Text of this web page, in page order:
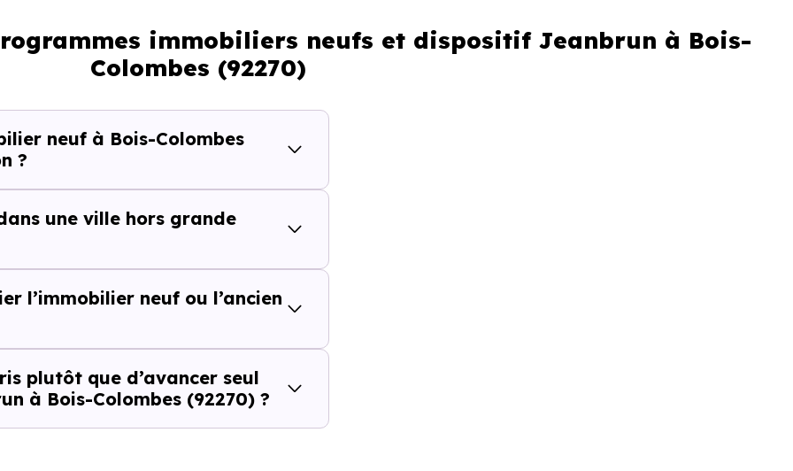
il ne repose pas sur un zonage géographique
plus seulement "la ville est-elle dans la bonne zone ?", mais "le bien choisi est-il bien
immobiliers neufs et dispositif Jeanbrun à Bois-
Colombes (92270)
neuf à Bois-Colombes
?
une ville hors grande
l’immobilier neuf ou l’ancien
plutôt que d’avancer seul
à Bois-Colombes (92270) ?